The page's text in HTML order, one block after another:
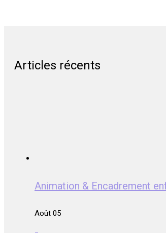
Articles récents
Animation & Encadrement
Août 05